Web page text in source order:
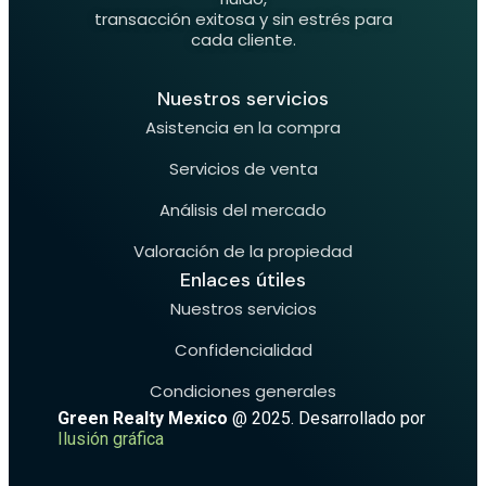
transacción exitosa y sin estrés para
cada cliente.
Nuestros servicios
Asistencia en la compra
Servicios de venta
Análisis del mercado
Valoración de la propiedad
Enlaces útiles
Nuestros servicios
Confidencialidad
Condiciones generales
Green Realty Mexico @ 2025. Desarrollado por
Ilusión gráfica